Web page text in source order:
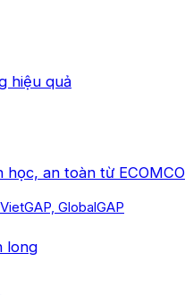
hiệu quả
an toàn từ ECOMCO
GlobalGAP
long